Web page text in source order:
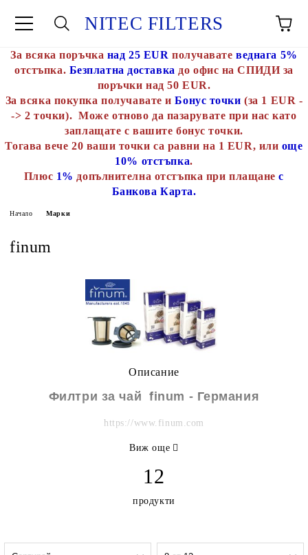
NITEC FILTERS
За всяка поръчка над 25 EUR получавате веднага 5%
отстъпка. Безплатна доставка до офис на СПИДИ за
поръчки над 50 EUR.
За всяка покупка получавате иБонус точки (за 1 EUR -
-> 2 точки). Може отново да пазарувате при нас като
заплащате с вашите бонус точки.
Тогава вече 20 ваши точки са равни на 1 EUR, или още
10% отстъпка.
Плюс 1% допълнителна отстъпка при плащанес
Банкова Карта.
Начало Марки
finum
Описание
Филтри за чай finum - Германия
https://www.finum.com
Виж още
12
продукти